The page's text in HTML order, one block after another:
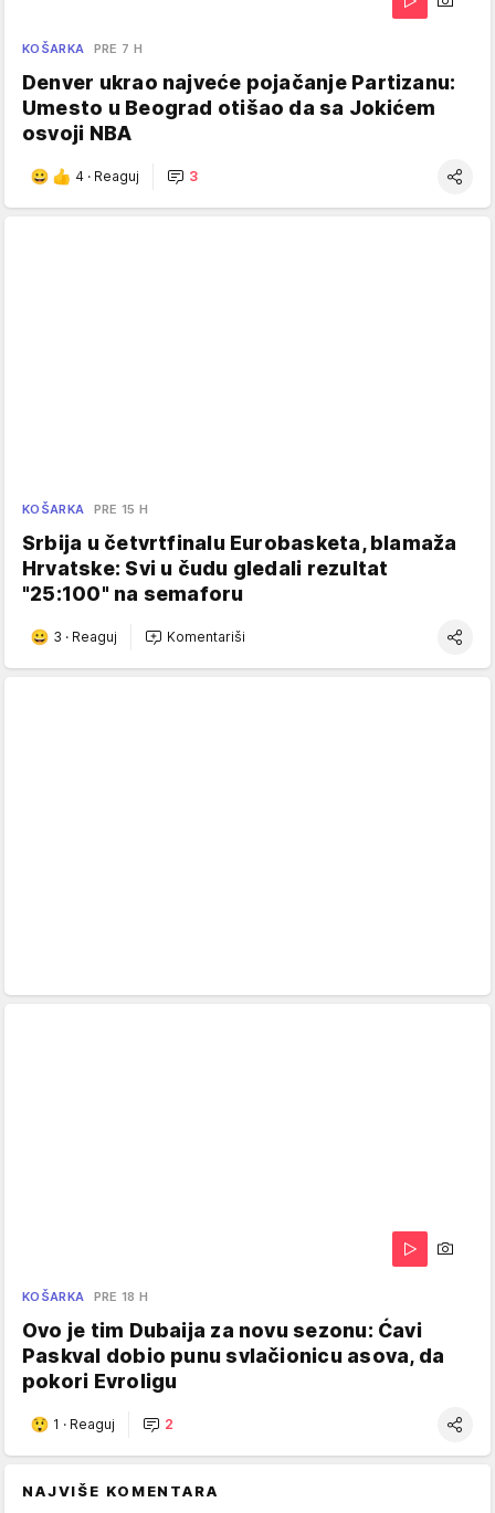
KOŠARKA PRE 7 H
Denver ukrao najveće pojačanje Partizanu:
Umesto u Beograd otišao da sa Jokićem
osvoji NBA
4 · Reaguj 3
KOŠARKA PRE 15 H
Srbija u četvrtfinalu Eurobasketa, blamaža
Hrvatske: Svi u čudu gledali rezultat
"25:100" na semaforu
3 · Reaguj Komentariši
KOŠARKA PRE 18 H
Ovo je tim Dubaija za novu sezonu: Ćavi
Paskval dobio punu svlačionicu asova, da
pokori Evroligu
1 · Reaguj 2
NAJVIŠE KOMENTARA